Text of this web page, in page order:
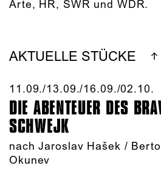
Arte, HR, SWR und WDR.
AKTUELLE STÜCKE
11.09./​13.09./​16.09./​02.10.​
DIE ABENTEUER DES
SCHWEJK
nach Jaroslav Hašek /
Okunev